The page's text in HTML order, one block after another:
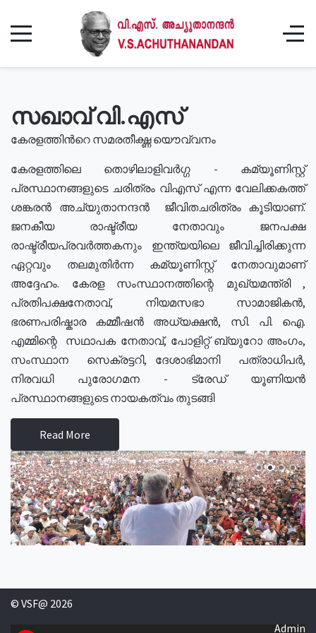
സഖാവ് വി.എസ്
കേരളത്തിൻറെ സമരതീക്ഷ്ണ യൌവ്വനം
കേരളത്തിലെ തൊഴിലാളിവർഗ്ഗ - കമ്യൂണിസ്റ്റ്
പ്രസ്ഥാനങ്ങളുടെ ചരിത്രം വിഎസ് എന്ന വേലിക്കകത്ത്
ശങ്കരൻ അച്യുതാനന്ദൻ ജീവിതചരിത്രം കൂടിയാണ്.
ജനകീയ രാഷ്ട്രീയ നേതാവും ജനപക്ഷ
രാഷ്ട്രീയപ്രവർത്തകനും ഇന്ത്യയിലെ ജീവിച്ചിരിക്കുന്ന
ഏറ്റവും തലമുതിർന്ന കമ്യൂണിസ്റ്റ് നേതാവുമാണ്
അദ്ദേഹം. കേരള സംസ്ഥാനത്തിന്റെ മുഖ്യമന്ത്രി ,
പ്രതിപക്ഷനേതാവ്, നിയമസഭാ സാമാജികൻ,
ഭരണപരിഷ്കാര കമ്മീഷൻ അധ്യക്ഷൻ, സി. പി. ഐ.
എമ്മിന്റെ സഥാപക നേതാവ്, പോളിറ്റ് ബ്യുറോ അംഗം,
സംസ്ഥാന സെക്രട്ടറി, ദേശാഭിമാനി പത്രാധിപർ,
നിരവധി പുരോഗമന - ട്രേഡ് യൂണിയൻ
പ്രസ്ഥാനങ്ങളുടെ നായകത്വം തുടങ്ങി
Read More
© VSF@ 2026
Admin